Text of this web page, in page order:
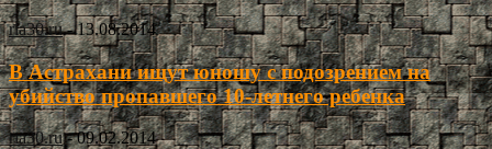
ria30.ru - 13.08.2014
В Астрахани ищут юношу с подозрением на
убийство пропавшего 10-летнего ребенка
ria30.ru - 09.02.2014